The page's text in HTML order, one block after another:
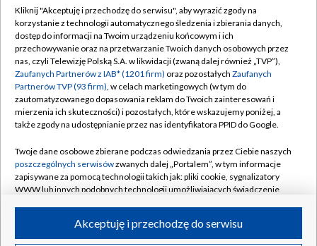
TVP
Abonament TVP
Emisja w TVP
Centrum informacji TVP
Naziemna Telewizja Cyfrowa
Rada Programowa
System NOS
Informacje o nadawcy
Program dla prasy
Regulamin TVP
Polityka prywatności
Moje zgody
Pomoc
Kontakt
Kanały
Kliknij "Akceptuję i przechodzę do serwisu", aby wyrazić zgody na
korzystanie z technologii automatycznego śledzenia i zbierania danych,
dostęp do informacji na Twoim urządzeniu końcowym i ich
przechowywanie oraz na przetwarzanie Twoich danych osobowych przez
nas, czyli Telewizję Polską S.A. w likwidacji (zwaną dalej również „TVP”),
Zaufanych Partnerów z IAB* (1201 firm) oraz pozostałych Zaufanych
Partnerów TVP (93 firm), w celach marketingowych (w tym do
zautomatyzowanego dopasowania reklam do Twoich zainteresowań i
mierzenia ich skuteczności) i pozostałych, które wskazujemy poniżej, a
także zgody na udostępnianie przez nas identyfikatora PPID do Google.
Twoje dane osobowe zbierane podczas odwiedzania przez Ciebie naszych
poszczególnych serwisówzwanych dalej „Portalem”, w tym informacje
zapisywane za pomocą technologii takich jak: pliki cookie, sygnalizatory
WWW lub innych podobnych technologii umożliwiających świadczenie
ruchu w Internecie.Akceptuję i przechodzę do serwisu